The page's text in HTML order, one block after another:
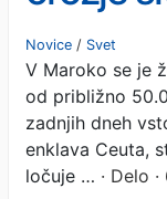
Italija
Novice / Svet
V Maroko se je
od približno
zadnjih dneh
enklava Ceuta,
ločuje … · Delo ·